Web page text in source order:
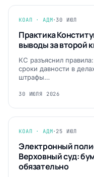
КОАП · АДМ·30 ИЮЛ
Практика
выводы за второй
КС разъяснил
сроки давности в
штрафы…
30 ИЮЛЯ 2026
КОАП · АДМ· 25 ИЮЛ
Электронный
Верховный суд:
обязательно